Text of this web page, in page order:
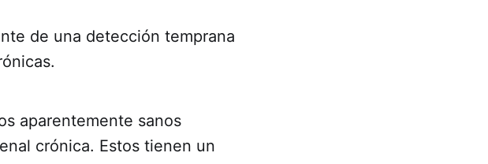
de una detección temprana
aparentemente sanos
crónica. Estos tienen un